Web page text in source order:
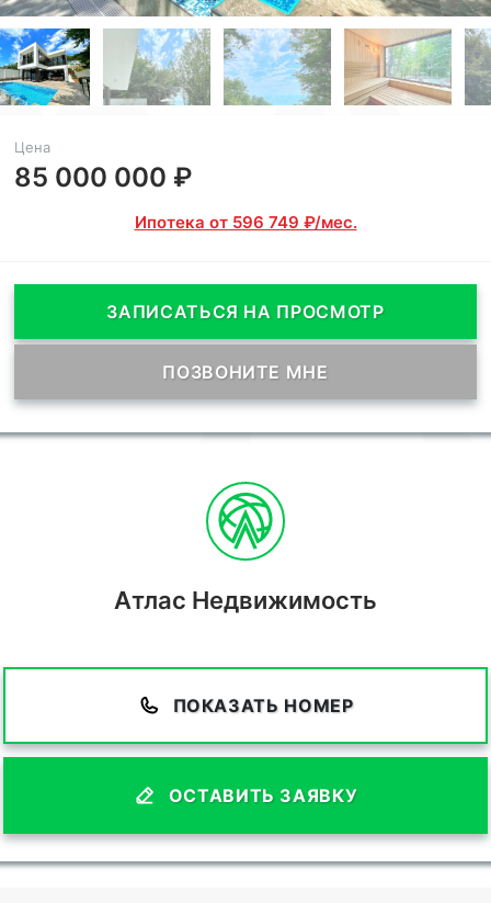
Цена
85 000 000 ₽
Ипотека от 596 749 ₽/мес.
ЗАПИСАТЬСЯ НА ПРОСМОТР
ПОЗВОНИТЕ МНЕ
Атлас Недвижимость
ПОКАЗАТЬ НОМЕР
ОСТАВИТЬ ЗАЯВКУ